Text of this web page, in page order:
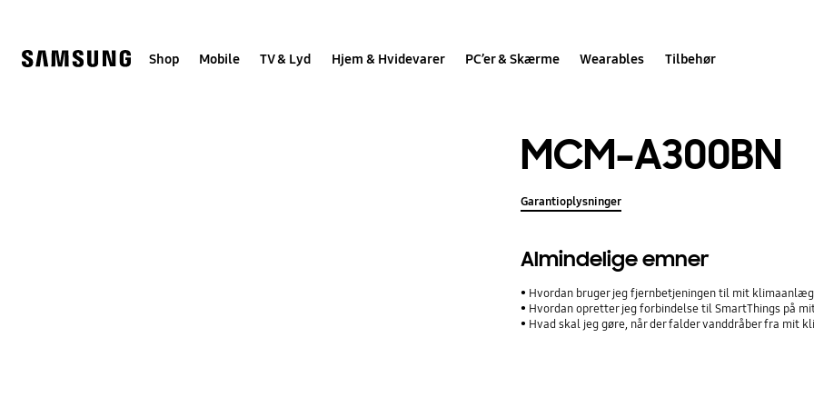
Shop Mobile TV & Lyd Hjem & Hvidevarer PC’er & Skærme Wearables Tilbehør
MCM-A300BN
Garantioplysninger
Almindelige emner
Hvordan bruger jeg fjernbetjeningen til mit
Hvordan opretter jeg forbindelse til SmartThings på
Hvad skal jeg gøre, når der falder vanddråber fra mit